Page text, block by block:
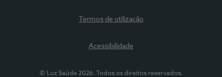
Termos de utilização
Acessibilidade
© Luz Saúde 2026. Todos os direitos reservados.